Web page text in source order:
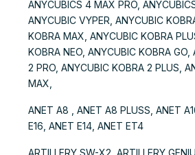
ANYCUBICS 4 MAX PRO,
ANYCUBIC VYPER, ANYCUBIC
KOBRA MAX, ANYCUBIC KOBRA
KOBRA NEO, ANYCUBIC KOBRA GO,
2 PRO, ANYCUBIC KOBRA 2 PLUS,
MAX,
ANET A8 , ANET A8 PLUSS, ANET
E16, ANET E14, ANET ET4
ARTILLERY SW-X2, ARTILLERY